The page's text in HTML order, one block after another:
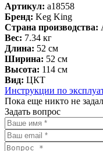
Артикул: a18558
Бренд: Keg King
Страна производства:
Вес: 7.34 кг
Длина: 52 см
Ширина: 52 см
Высота: 114 см
Вид: ЦКТ
Инструкции по
Пока еще никто не
Задать вопрос